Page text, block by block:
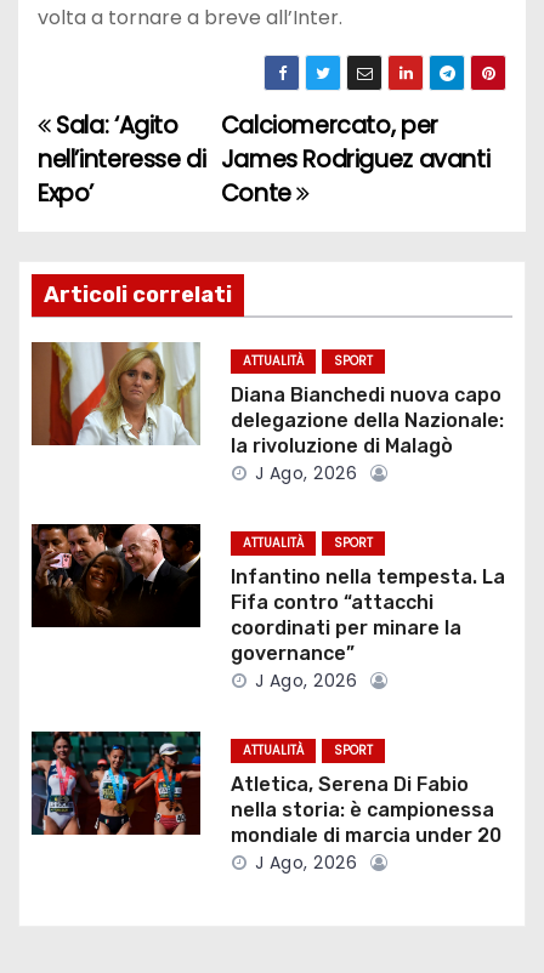
volta a tornare a breve all’Inter.
N
a
i
g
a
z
o
n
r
t
i
Calciomercato, per
James Rodriguez avanti
Conte
Sala: ‘Agito
nell’interesse di
Expo’
Articoli correlati
ATTUALITÀ SPORT
Diana Bianchedi nuova capo
delegazione della Nazionale:
la rivoluzione di Malagò
J Ago, 2026
ATTUALITÀ SPORT
Infantino nella tempesta. La
Fifa contro “attacchi
coordinati per minare la
governance”
J Ago, 2026
ATTUALITÀ SPORT
Atletica, Serena Di Fabio
nella storia: è campionessa
mondiale di marcia under 20
J Ago, 2026